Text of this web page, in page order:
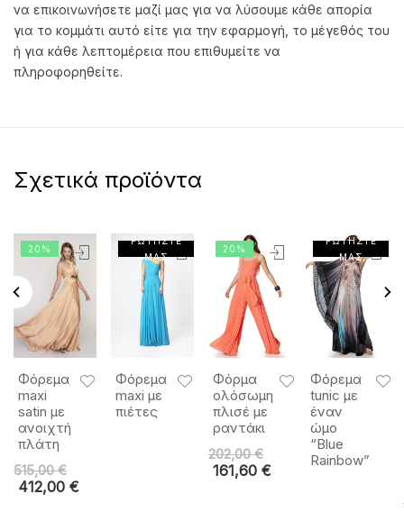
να επικοινωνήσετε μαζί μας για να λύσουμε κάθε απορία
για το κομμάτι αυτό είτε για την εφαρμογή, το μέγεθός του
ή για κάθε λεπτομέρεια που επιθυμείτε να
πληροφορηθείτε.
Σχετικά προϊόντα
20%
Φόρεμα
maxi
satin με
ανοιχτή
πλάτη
515,00€
412,00 €
ΡΩΤΗΣΤΕ
ΜΑΣ
Φόρεμα
maxi με
πιέτες
20%
Φόρμα
ολόσωμη
πλισέ με
ραντάκι
202,00€
161,60€
ΡΩΤΗΣΤΕ
ΜΑΣ
Φόρεμα
tunic με
έναν
ώμο
“Blue
Rainbow”